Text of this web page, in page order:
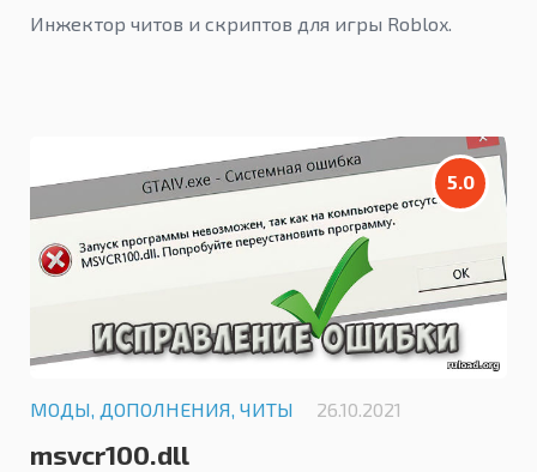
Инжектор читов и скриптов для игры Roblox.
5.0
МОДЫ, ДОПОЛНЕНИЯ, ЧИТЫ 26.10.2021
msvcr100.dll